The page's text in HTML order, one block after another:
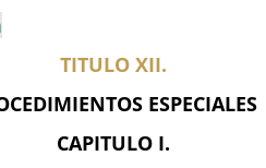
TITULO XII.
ESPECIALES
CAPITULO I.